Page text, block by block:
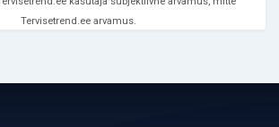
Tervisetrend.ee arvamus.